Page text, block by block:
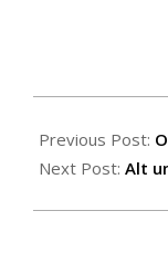
07-
30
Previous Post:
Next Post: Alt